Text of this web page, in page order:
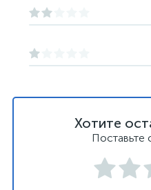
Хотите
Поставьте